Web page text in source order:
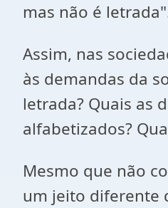
mas não é
Assim, nas
às demandas da
letrada? Quais as
alfabetizados?
Mesmo que não
um jeito diferente